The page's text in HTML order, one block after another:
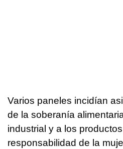
Varios paneles incidían
de la soberanía
industrial y a los
responsabilidad de la